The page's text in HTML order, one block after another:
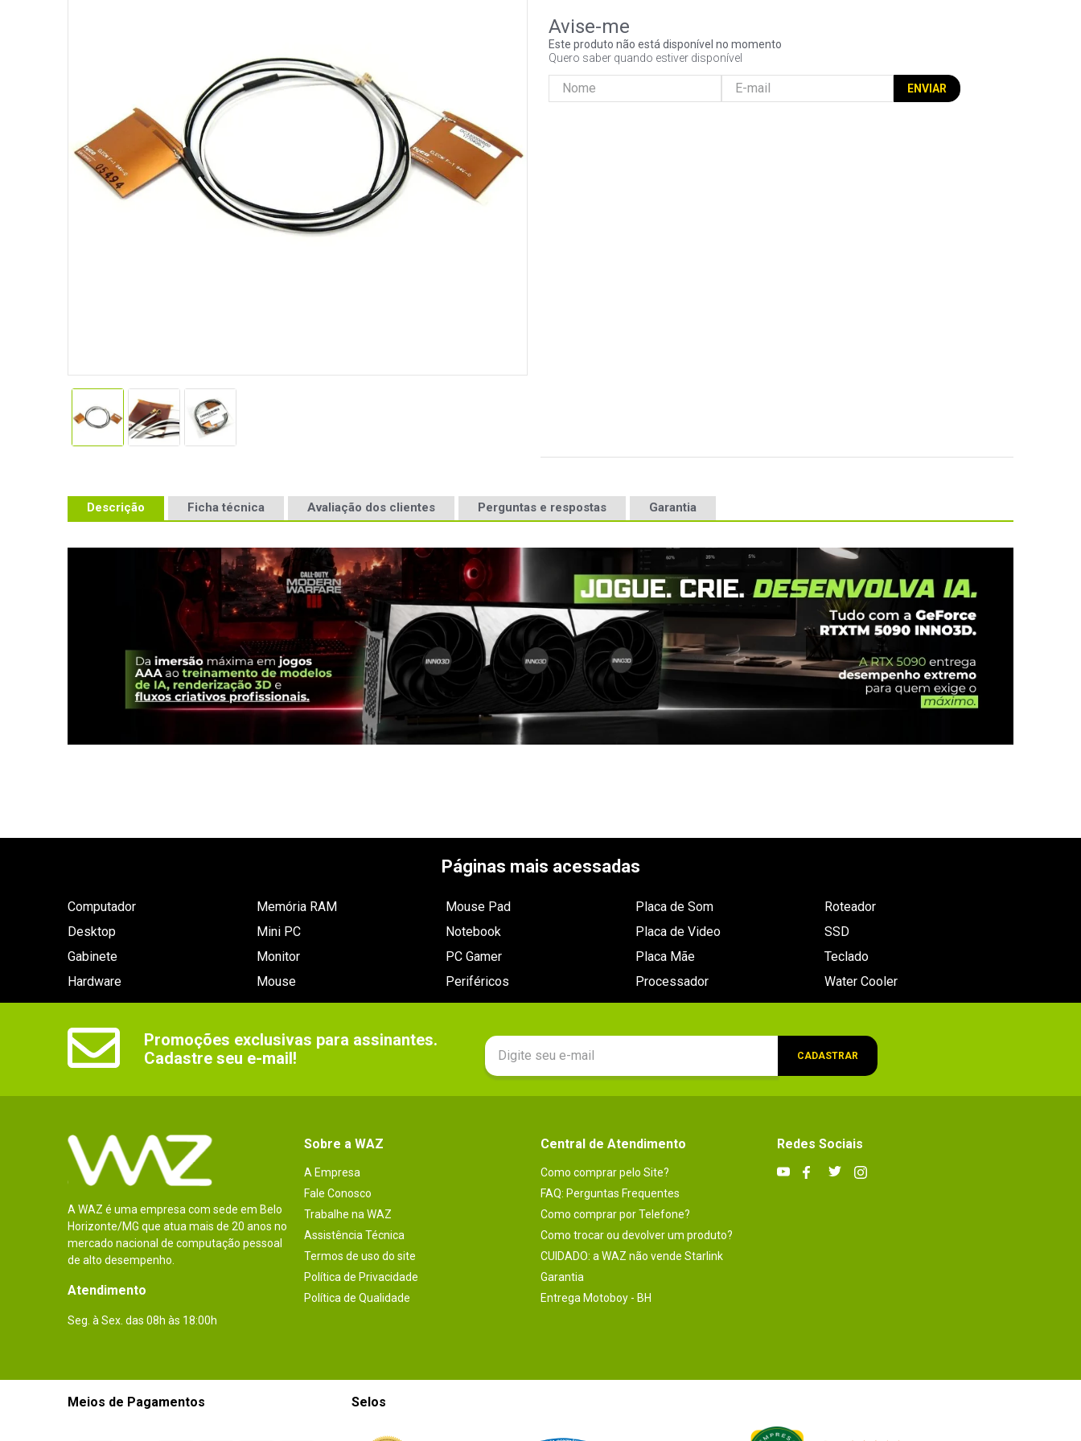
Este produto não está disponível no momento
Quero saber quando estiver disponível
ENVIAR
Descrição Ficha técnica Avaliação dos clientes Perguntas e respostas Garantia
Páginas mais acessadas
Computador
Desktop
Gabinete
Hardware
Memória RAM
Mini PC
Monitor
Mouse
Mouse Pad
Notebook
PC Gamer
Periféricos
Placa de Som
Placa de Video
Placa Mãe
Processador
Roteador
SSD
Teclado
Water Cooler
Promoções exclusivas para assinantes.
Cadastre seu e-mail!
CADASTRAR
A WAZ é uma empresa com sede em Belo
Horizonte/MG que atua mais de 20 anos no
mercado nacional de computação pessoal
de alto desempenho.
Atendimento
Seg. à Sex. das 08h às 18:00h
Sobre a WAZ
A Empresa
Fale Conosco
Trabalhe na WAZ
Assistência Técnica
Termos de uso do site
Política de Privacidade
Política de Qualidade
Central de Atendimento
Como comprar pelo Site?
FAQ: Perguntas Frequentes
Como comprar por Telefone?
Como trocar ou devolver um produto?
CUIDADO: a WAZ não vende Starlink
Garantia
Entrega Motoboy - BH
Redes Sociais
Meios de Pagamentos Selos